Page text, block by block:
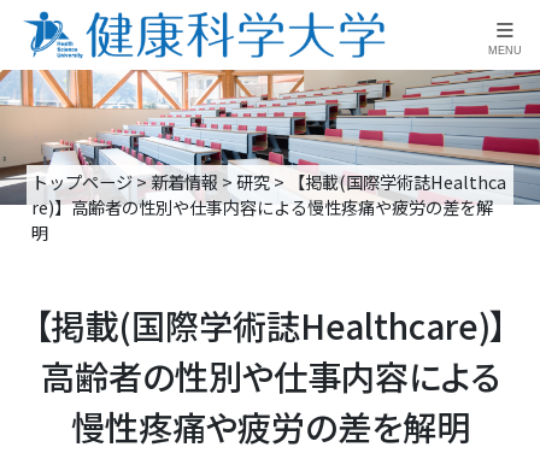
≡
MENU
トップページ>新着情報 >研究>
【掲載(国際学術誌Healthca
re)】高齢者の性別や仕事内容による慢性疼痛や疲労の差を解
明
【掲載(国際学術誌Healthcare)】
高齢者の性別や仕事内容による
慢性疼痛や疲労の差を解明